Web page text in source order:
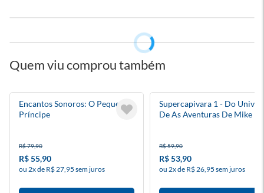
Quem viu comprou também
Encantos Sonoros: O Pequeno
Príncipe
R$ 79,90
R$ 55,90
ou 2x de R$ 27,95 sem juros
Supercapivara 1 - Do
De As Aventuras De Mike
R$ 59,90
R$ 53,90
ou 2x de R$ 26,95 sem juros